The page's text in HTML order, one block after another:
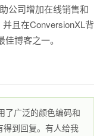
公司增加在线销售和
且在ConversionXL背
博客之一。
了广泛的颜色编码和
到回复。有人给我